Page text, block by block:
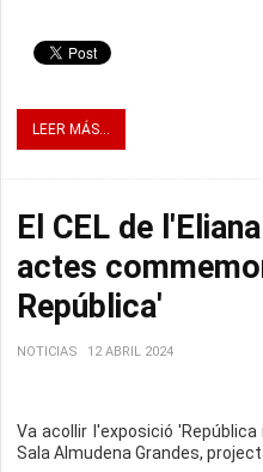
LEER MÁS...
El CEL de
actes
República'
NOTICIAS 12 ABRIL 2024
Va acollir l'exposició
Sala Almudena Grandes,